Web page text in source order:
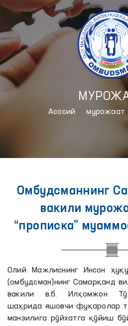
Aсосий мурожаат
Омбудсманнинг
вакили
“прописка”
Олий Мажлиснинг Инсон
(омбудсман)нинг Самарқанд
вакили в.б. Илҳомжон
шаҳрида яшовчи фуқаролар
манзилига рўйхатга қўйиш